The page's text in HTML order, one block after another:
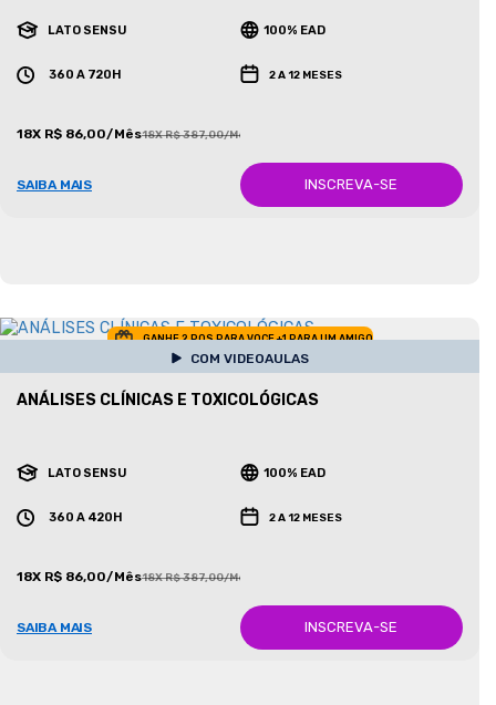
LATO SENSU 100% EAD
360 A 720H 2 A 12 MESES
18X R$ 86,00/Mês18X R$ 387,00/Mês
SAIBA MAIS INSCREVA-SE
GANHE 2 POS PARA VOCE +1 PARA UM AMIGO
COM VIDEOAULAS
ANÁLISES CLÍNICAS E TOXICOLÓGICAS
LATO SENSU 100% EAD
360 A 420H 2 A 12 MESES
18X R$ 86,00/Mês18X R$ 387,00/Mês
SAIBA MAIS INSCREVA-SE